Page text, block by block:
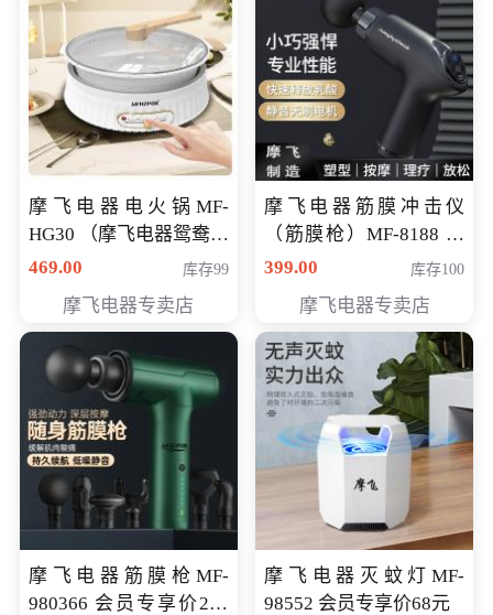
摩飞电器电火锅MF-
HG30 （摩飞电器鸳鸯锅
MF-HG30 ） 会员专享价
469.00 库存99
摩飞电器专卖店
摩飞电器筋膜冲击仪
（筋膜枪）MF-8188 会
员专享价268元
399.00 库存100
摩飞电器专卖店
摩飞电器筋膜枪MF-
980366 会员专享价299
摩飞电器灭蚊灯MF-
98552 会员专享价68元